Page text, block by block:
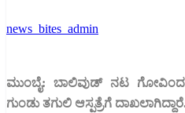
news_bites_admin
ಮುಂಬೈ: ಬಾಲಿವುಡ್‌ ನಟ
ಗುಂಡು ತಗುಲಿ ಆಸ್ಪತ್ರೆಗೆ